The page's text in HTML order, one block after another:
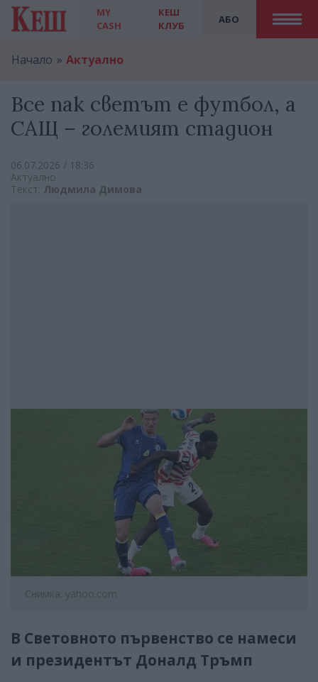
MY
CASH
АБО
КЕШ
КЛУБ
Начало Актуално
Все пак светът е футбол, а
САЩ – големият стадион
06.07.2026 / 18:36
Актуално
Текст: Людмила Димова
Снимка: yahoo.com
В Световното първенство се намеси
и президентът Доналд Тръмп